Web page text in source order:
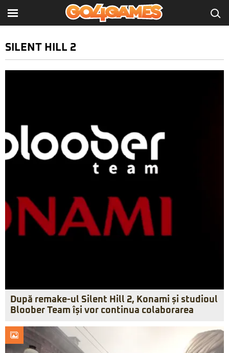
SILENT HILL 2
După remake-ul Silent Hill 2, Konami și studioul
Bloober Team își vor continua colaborarea